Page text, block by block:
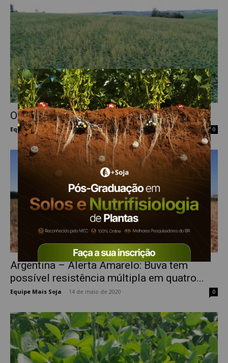
O crescente caso de resistência da Buva
Equipe Mais Soja - 2 de setembro de 2020 0
Argentina – Alerta Amarelo: Buva tem
possível resistência múltipla em quatro...
Equipe Mais Soja 14 de maio de 2020 0